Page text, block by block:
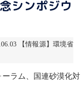
シンポジウ
【情報源】環境省
ラム、国連砂漠化対